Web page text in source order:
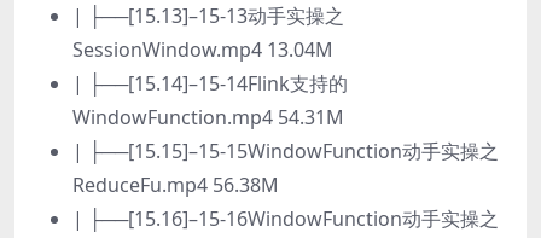
| ├──[15.13]–15-13动手实操之
SessionWindow.mp4 13.04M
| ├──[15.14]–15-14Flink支持的
WindowFunction.mp4 54.31M
| ├──[15.15]–15-15WindowFunction动手实操之
ReduceFu.mp4 56.38M
| ├──[15.16]–15-16WindowFunction动手实操之